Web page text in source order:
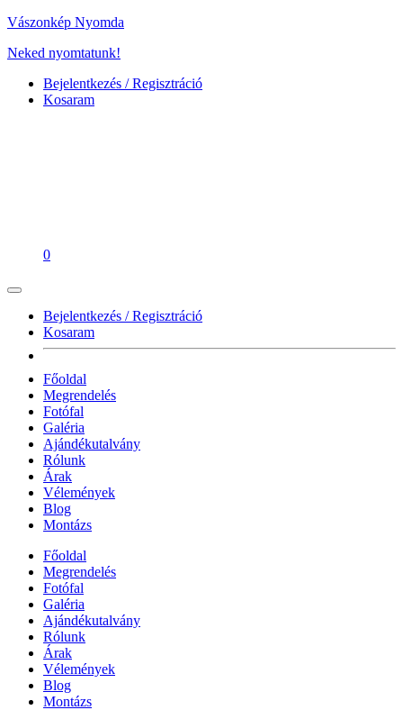
Vászonkép Nyomda
Neked nyomtatunk!
Bejelentkezés / Regisztráció
Kosaram
0
Bejelentkezés / Regisztráció
Kosaram
Főoldal
Megrendelés
Fotófal
Galéria
Ajándékutalvány
Rólunk
Árak
Vélemények
Blog
Montázs
Főoldal
Megrendelés
Fotófal
Galéria
Ajándékutalvány
Rólunk
Árak
Vélemények
Blog
Montázs